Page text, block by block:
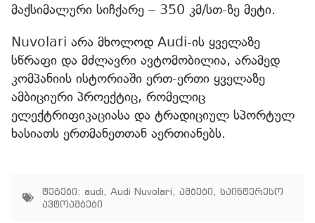
მაქსიმალური სიჩქარე – 350 კმ/სთ-ზე მეტი.
Nuvolari არა მხოლოდ Audi-ის ყველაზე
სწრაფი და მძლავრი ავტომობილია, არამედ
კომპანიის ისტორიაში ერთ-ერთი ყველაზე
ამბიციური პროექტიც, რომელიც
ელექტრიფიკაციასა და ტრადიციულ სპორტულ
ხასიათს ერთმანეთთან აერთიანებს.
ტეგები: audi, Audi Nuvolari, ამბები, საინტერესო
ავტოამბები